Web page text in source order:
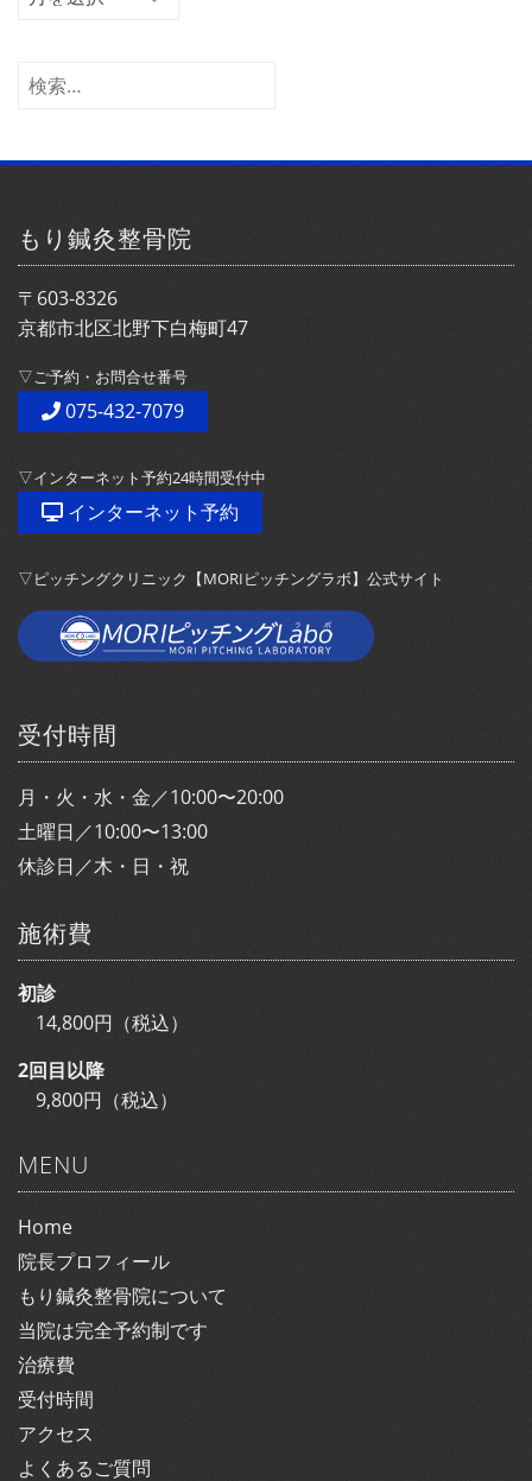
イ
検
もり鍼灸整骨院
〒603-8326
京都市北区北野下白梅町47
▽ご予約・お問合せ番号
075-432-7079
▽インターネット予約24時間受付中
インターネット予約
▽ピッチングクリニック【MORIピッチングラボ】公式サイト
受付時間
月・火・水・金／10:00〜20:00
土曜日／10:00〜13:00
休診日／木・日・祝
施術費
初診
14,800円（税込）
2回目以降
9,800円（税込）
MENU
Home
院長プロフィール
もり鍼灸整骨院について
当院は完全予約制です
治療費
受付時間
アクセス
よくあるご質問